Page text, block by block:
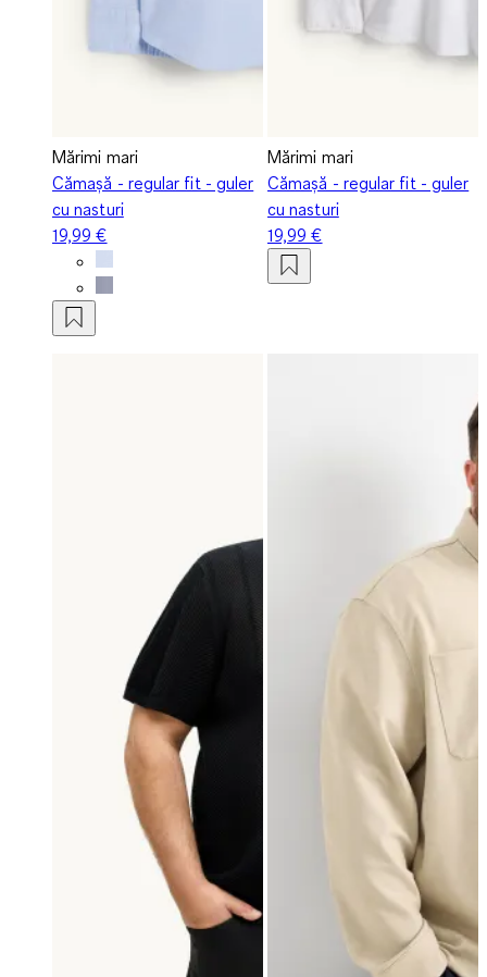
Mărimi mari
Cămașă - regular fit - guler
cu nasturi
19,99 €
Mărimi mari
Cămașă - regular fit - guler
cu nasturi
19,99 €